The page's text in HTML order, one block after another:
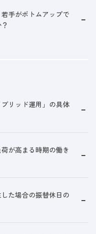
手がボトムアップで
リッド運用」の具体
が高まる時期の働き
た場合の振替休日の